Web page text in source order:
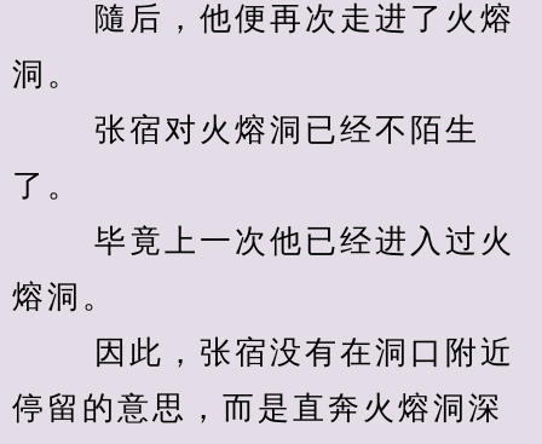
隨后，他便再次走进了火熔
洞。
张宿对火熔洞已经不陌生
了。
毕竟上一次他已经进入过火
熔洞。
因此，张宿没有在洞口附近
停留的意思，而是直奔火熔洞深